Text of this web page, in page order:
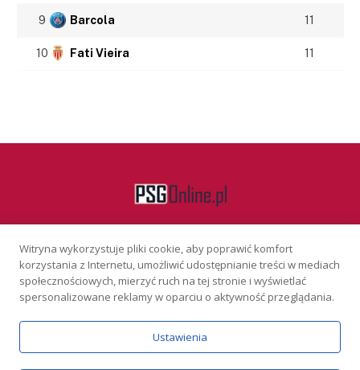
9 Barcola 11
10 Fati Vieira 11
Facebook
KONTAKT REKLAMA POLITYKA PRYWATNOŚCI
Serwis wyłącznie dla osób powyżej 18 lat. Hazard może uzależniać.
Graj odpowiedzialnie.Szczegóły
Witryna wykorzystuje pliki cookie, aby poprawić komfort
korzystania z Internetu, umożliwić udostępnianie treści w mediach
społecznościowych, mierzyć ruch na tej stronie i wyświetlać
spersonalizowane reklamy w oparciu o aktywność przeglądania.
Ustawienia